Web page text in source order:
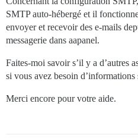
## Les plugins vont ici
## consultez https://
hooks:
  after_code:
    - exec:
        cd: $home/plugins
        cmd:
SMTP auto-hébergé et il
envoyer et recevoir des e-mails
messagerie dans aapanel.
Faites-moi savoir s’il y a d’autres
si vous avez besoin d’informations
Merci encore pour votre aide.